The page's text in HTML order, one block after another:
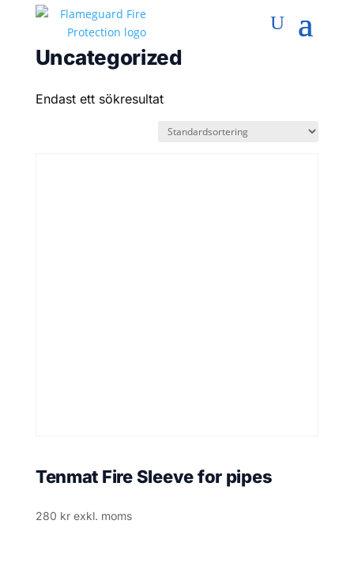
Uncategorized
Endast ett sökresultat
Tenmat Fire Sleeve for pipes
280 kr exkl. moms